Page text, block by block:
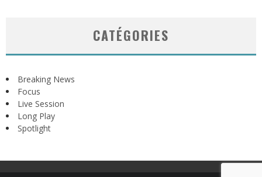
CATÉGORIES
Breaking News
Focus
Live Session
Long Play
Spotlight